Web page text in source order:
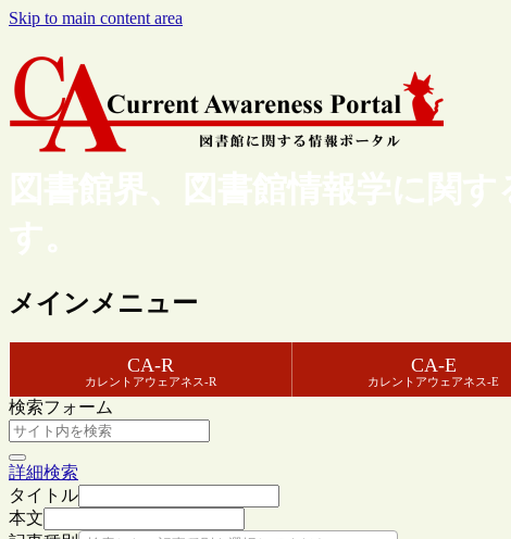
Skip to main content area
図書館界、図書館情報学に関
す。
メインメニュー
CA-R
カレントアウェアネス-R
CA-E
カレントアウェアネス-E
検索フォーム
詳細検索
タイトル
本文